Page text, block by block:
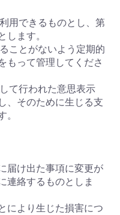
用できるものとし、第
します。
ことがないよう定期的
もって管理してくださ
て行われた意思表示
、そのために生じる支
届け出た事項に変更が
連絡するものとしま
により生じた損害につ